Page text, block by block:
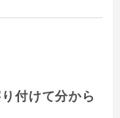
付けて分から